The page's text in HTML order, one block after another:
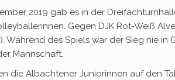
2019 gab es in der
Gegen DJK Rot-Weiß
Während des Spiels war der Sieg nie
Mannschaft.
die Albachtener Juniorinnen auf den